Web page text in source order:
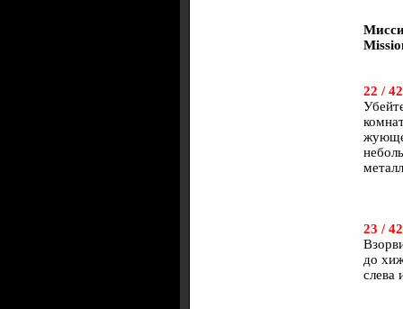
22 / 42
23 / 42
до
слева